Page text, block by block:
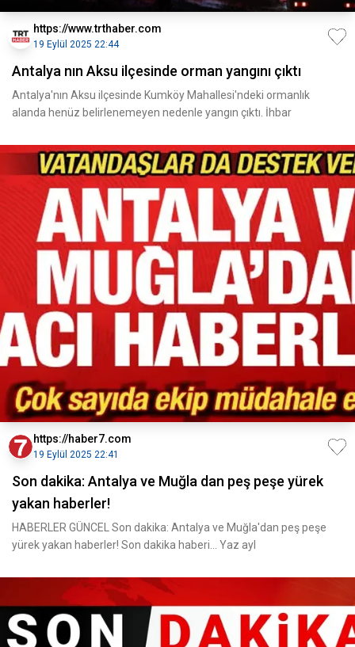
https://www.trthaber.com
19 Eylül 2025 22:44
Antalya nın Aksu ilçesinde orman yangını çıktı
Antalya'nın Aksu ilçesinde Kumköy Mahallesi'ndeki ormanlık
alanda henüz belirlenemeyen nedenle yangın çıktı. İhbar
https://haber7.com
19 Eylül 2025 22:41
Son dakika: Antalya ve Muğla dan peş peşe yürek
yakan haberler!
HABERLER GÜNCEL Son dakika: Antalya ve Muğla'dan peş peşe
yürek yakan haberler! Son dakika haberi... Yaz ayl